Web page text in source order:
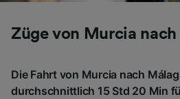
Züge von Murcia
Die Fahrt von Murcia nach
durchschnittlich 15 Std 20 Min